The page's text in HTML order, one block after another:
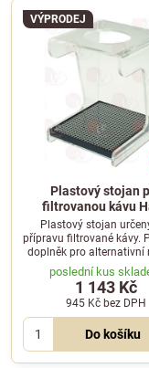
VÝPRODEJ
Plastový stojan
filtrovanou kávu
Plastový stojan
přípravu filtrované kávy.
doplněk pro alternativní
přípravy z řady
poslední kus
1 143 Kč
945 Kč bez DPH
Do košíku